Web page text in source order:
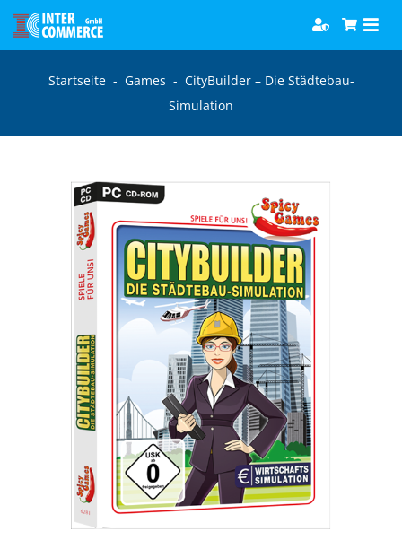
Zum
Inhalt
Software
Games
Bücher
Hörbücher
Startseite- Games - CityBuilder – Die Städtebau-
Simulation